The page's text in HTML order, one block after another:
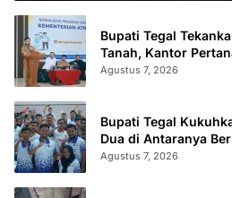
Bupati Tegal
Tanah, Kantor
Sertifikat Terbit
Agustus 7, 2026
Bupati Tegal
Dua di Antaranya
Agustus 7, 2026